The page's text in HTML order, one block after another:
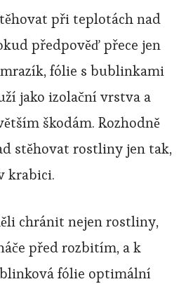
při teplotách nad
předpověď přece jen
fólie s bublinkami
jako izolační vrstva a
škodám. Rozhodně
stěhovat rostliny jen tak,
krabici.
chránit nejen rostliny,
před rozbitím, a k
fólie optimální